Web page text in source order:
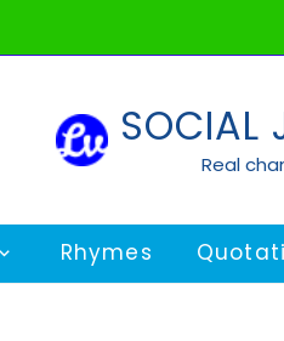
SOCIAL
Real
Rhymes